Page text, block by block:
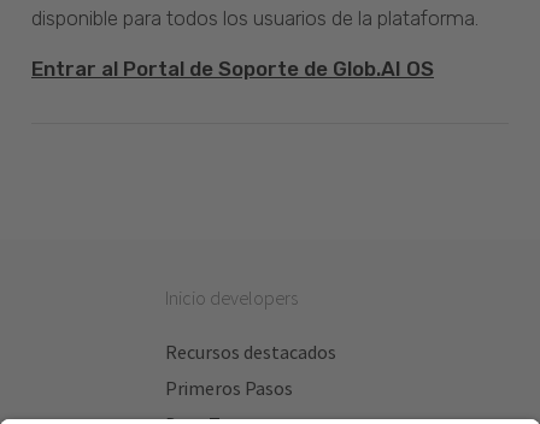
disponible para todos los usuarios de la plataforma.
Entrar al Portal de Soporte de Glob.AI OS
Inicio developers
Recursos destacados
Primeros Pasos